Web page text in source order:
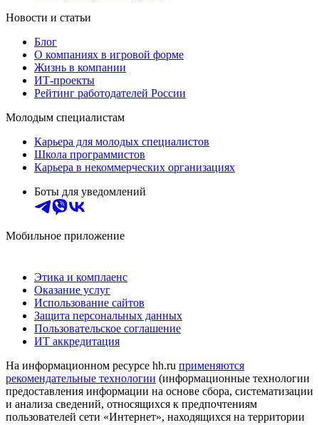
Новости и статьи
Блог
О компаниях в игровой форме
Жизнь в компании
ИТ-проекты
Рейтинг работодателей России
Молодым специалистам
Карьера для молодых специалистов
Школа программистов
Карьера в некоммерческих организациях
Боты для уведомлений
Мобильное приложение
Этика и комплаенс
Оказание услуг
Использование сайтов
Защита персональных данных
Пользовательское соглашение
ИТ аккредитация
На информационном ресурсе hh.ru применяются
рекомендательные технологии (информационные технологии
предоставления информации на основе сбора, систематизации
и анализа сведений, относящихся к предпочтениям
пользователей сети «Интернет», находящихся на территории